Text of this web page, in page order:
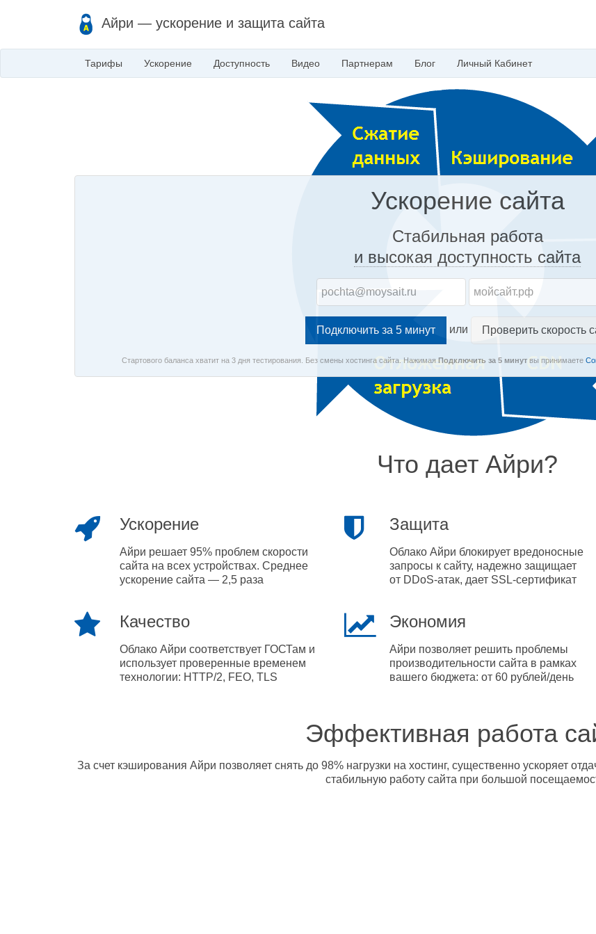
Айри — ускорение и защита сайта
Тарифы Ускорение Доступность Видео Партнерам Блог Личный Кабинет
Ускорение сайта
Стабильная работа
и высокая доступность сайта
или Проверить скорость
Стартового баланса хватит на 3 дня тестирования. Без смены хостинга сайта. Нажимая Подключить за 5 минутвы принимаете
Что дает Айри?
Ускорение
Айри решает 95% проблем скорости
сайта на всех устройствах. Среднее
ускорение сайта — 2,5 раза
Защита
Облако Айри блокирует вредоносные
запросы к сайту, надежно защищает
от DDoS-атак, дает SSL-сертификат
Качество
Облако Айри соответствует ГОСТам и
использует проверенные временем
технологии: HTTP/2, FEO, TLS
Экономия
Айри позволяет решить проблемы
производительности сайта в рамках
вашего бюджета: от 60 рублей/день
Эффективная работа
За счет кэширования Айри позволяет снять до 98% нагрузки на хостинг, существенно ускоряет
стабильную работу сайта при большой